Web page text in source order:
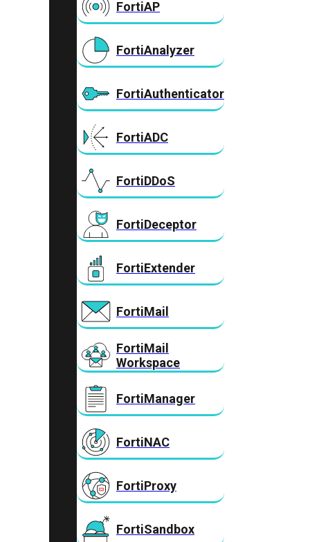
FortiAP
FortiAnalyzer
FortiAuthenticator
FortiADC
FortiDDoS
FortiDeceptor
FortiExtender
FortiMail
FortiMail
Workspace
FortiManager
FortiNAC
FortiProxy
FortiSandbox